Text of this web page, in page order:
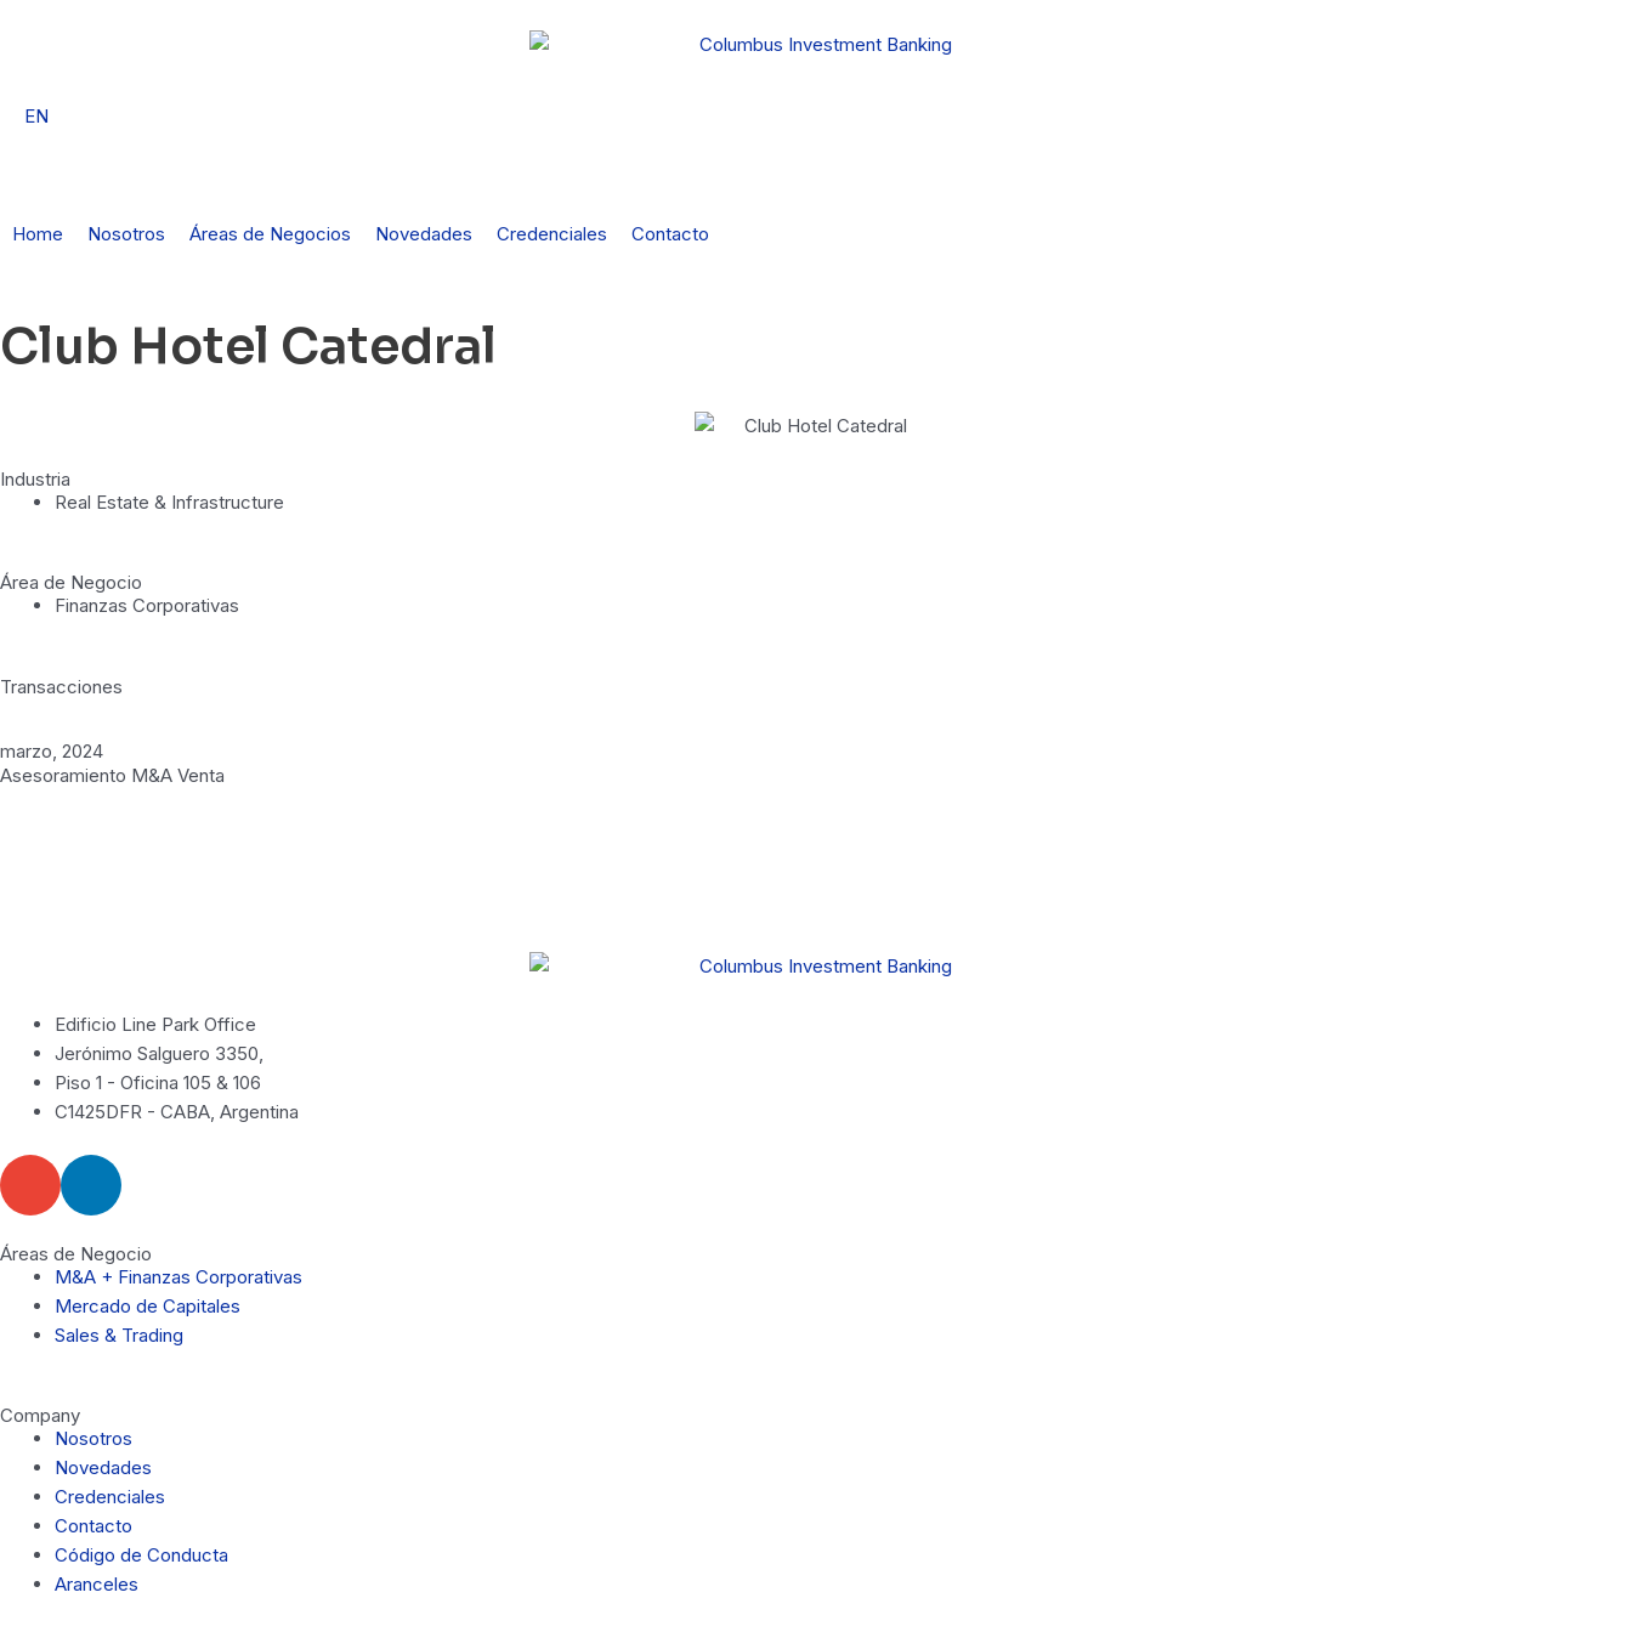
EN
Home Nosotros Áreas de Negocios Novedades Credenciales Contacto
Club Hotel Catedral
Industria
Real Estate & Infrastructure
Área de Negocio
Finanzas Corporativas
Transacciones
marzo, 2024
Asesoramiento M&A Venta
Edificio Line Park Office
Jerónimo Salguero 3350,
Piso 1 - Oficina 105 & 106
C1425DFR - CABA, Argentina
E
e
l
o
p
L
k
e
d
i
i
n
Áreas de Negocio
M&A + Finanzas Corporativas
Mercado de Capitales
Sales & Trading
Company
Nosotros
Novedades
Credenciales
Contacto
Código de Conducta
Aranceles